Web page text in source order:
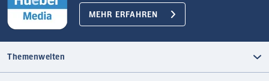
MEHR ERFAHREN
Themenwelten